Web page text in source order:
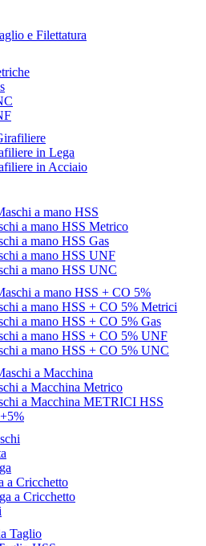
e Filettatura
in Lega
in Acciaio
a mano HSS
a mano HSS Metrico
a mano HSS Gas
a mano HSS UNF
a mano HSS UNC
a mano HSS + CO 5%
a mano HSS + CO 5% Metrici
a mano HSS + CO 5% Gas
a mano HSS + CO 5% UNF
a mano HSS + CO 5% UNC
a Macchina
a Macchina Metrico
a Macchina METRICI HSS
a Cricchetto
a Cricchetto
Taglio